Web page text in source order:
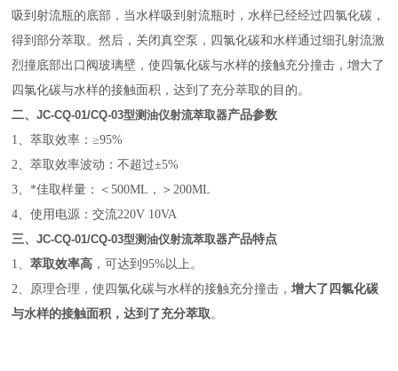
吸到射流瓶的底部，当水样吸到射流瓶时，水样已经经过四氯化碳，
得到部分萃取。然后，关闭真空泵，四氯化碳和水样通过细孔射流激
烈撞底部出口阀玻璃壁，使四氯化碳与水样的接触充分撞击，增大了
四氯化碳与水样的接触面积，达到了充分萃取的目的。
二、JC-CQ-01/CQ-03型测油仪射流萃取器产品参数
1、萃取效率：≥95%
2、萃取效率波动：不超过±5%
3、*佳取样量：＜500ML，＞200ML
4、使用电源：交流220V 10VA
三、JC-CQ-01/CQ-03型测油仪射流萃取器产品特点
1、萃取效率高 ，可达到95%以上。
2、原理合理，使四氯化碳与水样的接触充分撞击，增大了四氯化碳
与水样的接触面积，达到了充分萃取。